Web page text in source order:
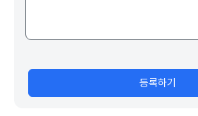
등록하기